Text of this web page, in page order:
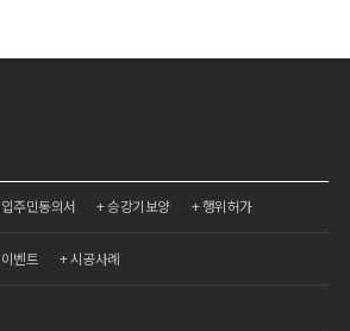
입주민동의서 승강기보양 행위허가
이벤트 시공사례